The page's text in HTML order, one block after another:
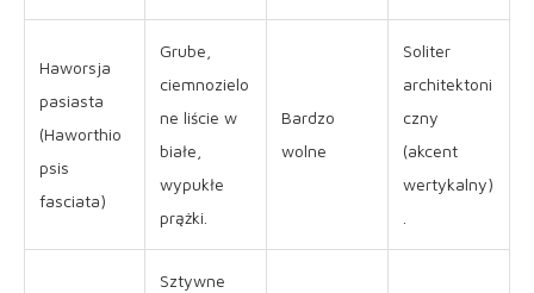
Haworsja
pasiasta
(Haworthio
psis
fasciata)
Grube,
ciemnozielo
ne liście w
białe,
wypukłe
prążki.
Bardzo
wolne
Soliter
architektoni
czny
(akcent
wertykalny)
Sztywne